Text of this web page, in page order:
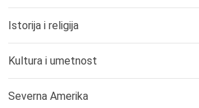
Istorija i religija
Kultura i umetnost
Severna Amerika